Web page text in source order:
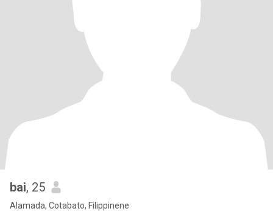
bai, 25
Alamada, Cotabato, Filippinene